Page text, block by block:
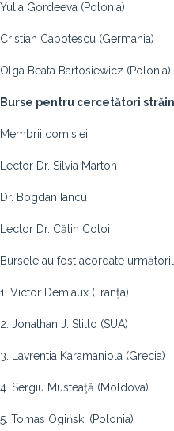
Yulia Gordeeva (Polonia)
Cristian Capotescu (Germania)
Olga Beata Bartosiewicz (Polonia)
Burse pentru cercetători
Membrii comisiei:
Lector Dr. Silvia Marton
Dr. Bogdan Iancu
Lector Dr. Călin Cotoi
Bursele au fost acordate
1. Victor Demiaux (Franţa)
2. Jonathan J. Stillo (SUA)
3. Lavrentia Karamaniola (Grecia)
4. Sergiu Musteaţă (Moldova)
5. Tomas Ogiński (Polonia)